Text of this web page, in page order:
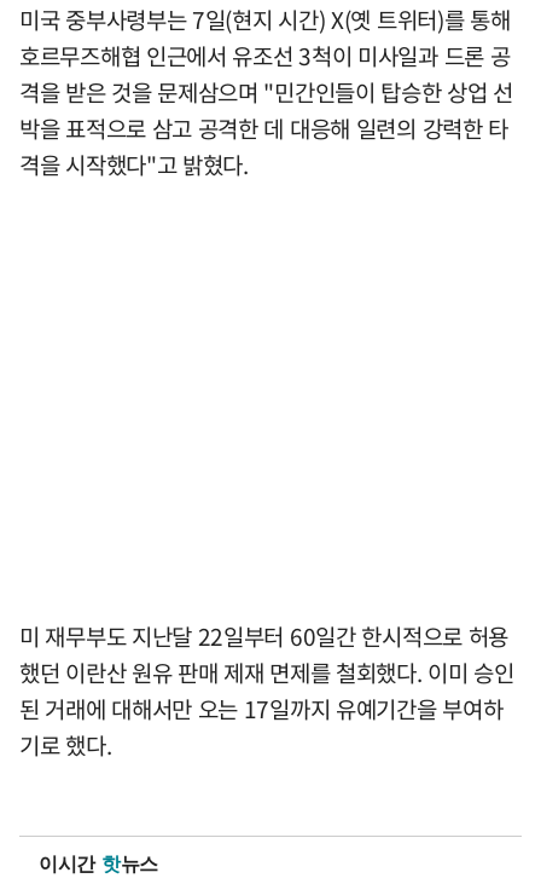
미국 중부사령부는 7일(현지 시간) X(옛 트위터)를 통해
호르무즈해협 인근에서 유조선 3척이 미사일과 드론 공
격을 받은 것을 문제삼으며 "민간인들이 탑승한 상업 선
박을 표적으로 삼고 공격한 데 대응해 일련의 강력한 타
격을 시작했다"고 밝혔다.
미 재무부도 지난달 22일부터 60일간 한시적으로 허용
했던 이란산 원유 판매 제재 면제를 철회했다. 이미 승인
된 거래에 대해서만 오는 17일까지 유예기간을 부여하
기로 했다.
이시간 핫뉴스